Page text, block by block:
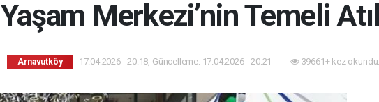
Yaşam Merkezi’nin Temeli
Arnavutköy 17.04.2026 - 20:18, Güncelleme: 17.04.2026 - 20:21 39661+ kez okundu.